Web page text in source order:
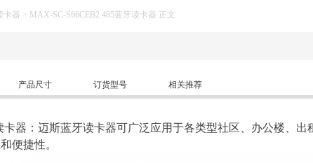
卡器 > MAX-SC-S66CEB2 485蓝牙读卡器 正文
产品尺寸 订货型号 相关推荐
卡器：迈斯蓝牙读卡器可广泛应用于各类型社区、办公楼、
便捷性。